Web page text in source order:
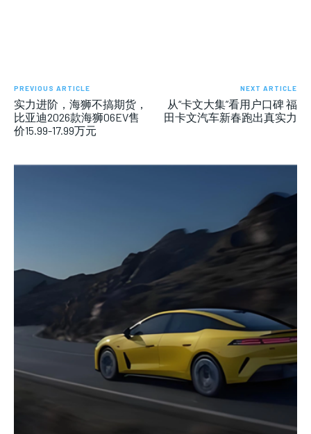
PREVIOUS ARTICLE
实力进阶，海狮不搞期货，
比亚迪2026款海狮06EV售
价15.99-17.99万元
NEXT ARTICLE
从“卡文大集”看用户口碑 福
田卡文汽车新春跑出真实力